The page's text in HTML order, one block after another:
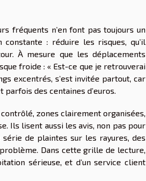
fréquents n’en font pas toujours un
: réduire les risques, qu’il
À mesure que les déplacements
froide : « Est-ce que je retrouverai
excentrés, s’est invitée partout, car
des centaines d’euros.
zones clairement organisées,
Ils lisent aussi les avis, non pas pour
de plaintes sur les rayures, des
Dans cette grille de lecture,
sérieuse, et d’un service client